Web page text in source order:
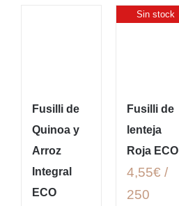
Fusilli de
Quinoa y
Arroz
Integral
ECO
Sin stock
Fusilli de
lenteja
Roja ECO
4,55€ /
250